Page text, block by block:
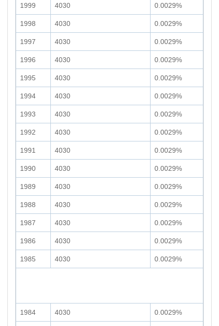
1999 4030 0.0029%
1998 4030 0.0029%
1997 4030 0.0029%
1996 4030 0.0029%
1995 4030 0.0029%
1994 4030 0.0029%
1993 4030 0.0029%
1992 4030 0.0029%
1991 4030 0.0029%
1990 4030 0.0029%
1989 4030 0.0029%
1988 4030 0.0029%
1987 4030 0.0029%
1986 4030 0.0029%
1985 4030 0.0029%
1984 4030 0.0029%